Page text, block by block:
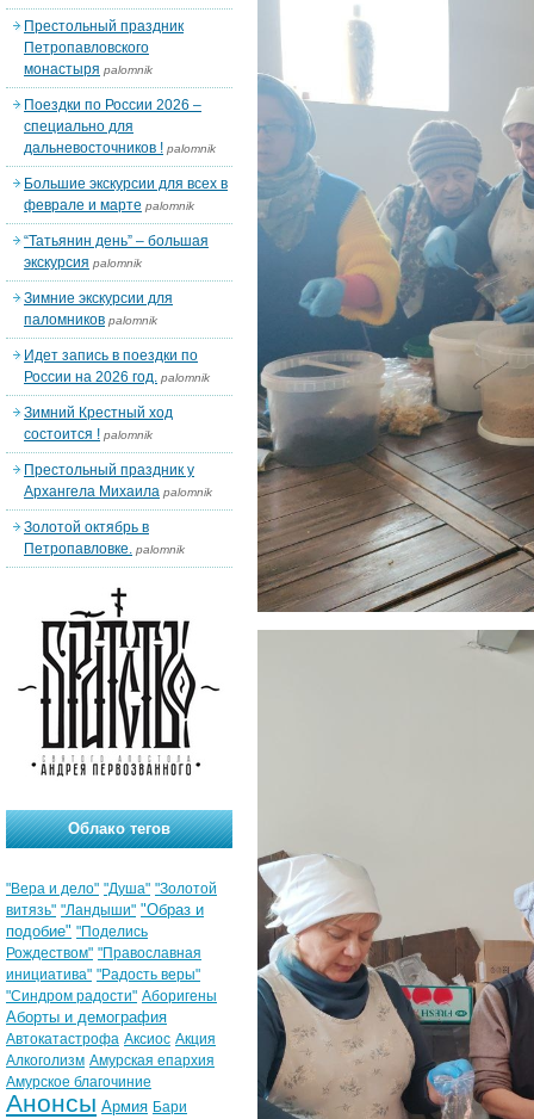
Престольный праздник
Петропавловского
монастыря palomnik
Поездки по России 2026 –
специально для
дальневосточников ! palomnik
Большие экскурсии для всех в
феврале и марте palomnik
“Татьянин день” – большая
экскурсия palomnik
Зимние экскурсии для
паломников palomnik
Идет запись в поездки по
России на 2026 год. palomnik
Зимний Крестный ход
состоится ! palomnik
Престольный праздник у
Архангела Михаила palomnik
Золотой октябрь в
Петропавловке. palomnik
Облако тегов
"Вера и дело" "Душа" "Золотой
витязь" "Ландыши" "Образ и
подобие" "Поделись
Рождеством" "Православная
инициатива" "Радость веры"
"Синдром радости" Аборигены
Аборты и демография
Автокатастрофа Аксиос Акция
Алкоголизм Амурская епархия
Амурское благочиние
Анонсы Армия Бари